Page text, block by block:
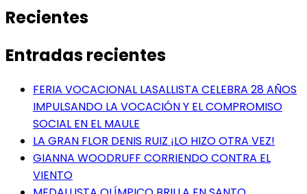
Recientes
Entradas recientes
FERIA VOCACIONAL LASALLISTA CELEBRA 28 AÑOS
IMPULSANDO LA VOCACIÓN Y EL COMPROMISO
SOCIAL EN EL MAULE
LA GRAN FLOR DENIS RUIZ ¡LO HIZO OTRA VEZ!
GIANNA WOODRUFF CORRIENDO CONTRA EL
VIENTO